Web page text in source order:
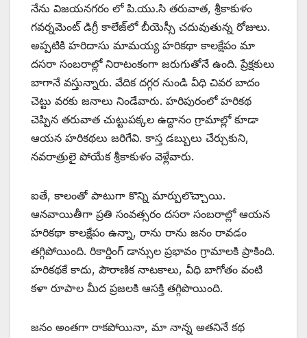
నేను విజయనగరం లో పి.యు.సి తరువాత, శ్రీకాకుళం
గవర్నమెంట్‌ ‌డిగ్రీ కాలేజ్‌లో బీయెస్సీ చదువుతున్న రోజులు.
అప్పటికి హరిదాసు మామయ్య హరికథా కాలక్షేపం మా
దసరా సంబరాల్లో నిరాటంకంగా జరుగుతోనే ఉంది. ప్రేక్షకులు
బాగానే వస్తున్నారు. వేదిక దగ్గర నుండి వీధి చివర బాదం
చెట్టు వరకు జనాలు నిండేవారు. హరిపురంలో హరికథ
చెప్పిన తరువాత చుట్టుపక్కల ఉద్దానం గ్రామాల్లో కూడా
ఆయన హరికథలు జరిగేవి. కాస్త డబ్బులు చేర్చుకుని,
నవరాత్రులై పోయేక శ్రీకాకుళం వెళ్లేవారు.
ఐతే, కాలంతో పాటుగా కొన్ని మార్పులొచ్చాయి.
ఆనవాయితీగా ప్రతి సంవత్సరం దసరా సంబరాల్లో ఆయన
హరికథా కాలక్షేపం ఉన్నా, రాను రాను జనం రావడం
తగ్గిపోయింది. రికార్డింగ్‌ ‌డాన్సుల ప్రభావం గ్రామాలకి ప్రాకింది.
హరికథకే కాదు, పౌరాణిక నాటకాలు, వీధి బాగోతం వంటి
కళా రూపాల మీద ప్రజలకి ఆసక్తి తగ్గిపొయింది.
జనం అంతగా రాకపోయినా, మా నాన్న అతనినే కథ